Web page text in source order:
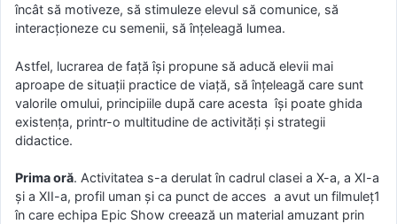
încât să motiveze, să stimuleze elevul să comunice, să
interacţioneze cu semenii, să înţeleagă lumea.
Astfel, lucrarea de faţă îşi propune să aducă elevii mai
aproape de situaţii practice de viaţă, să înţeleagă care sunt
valorile omului, principiile după care acesta îşi poate ghida
existenţa, printr-o multitudine de activităţi şi strategii
didactice.
Prima oră. Activitatea s-a derulat în cadrul clasei a X-a, a XI-a
şi a XII-a, profil uman şi ca punct de acces a avut un filmuleţ1
în care echipa Epic Show creează un material amuzant prin